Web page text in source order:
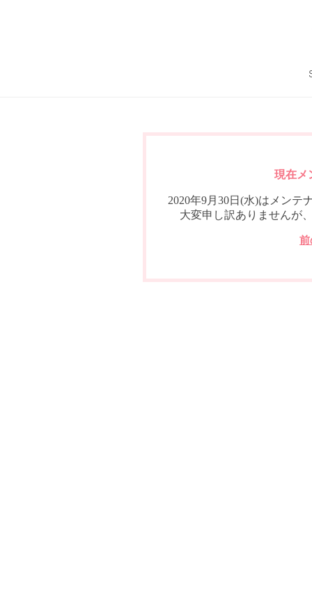
現在メ
2020年9月30日(水)はメンテ
大変申し訳ありませんが
前